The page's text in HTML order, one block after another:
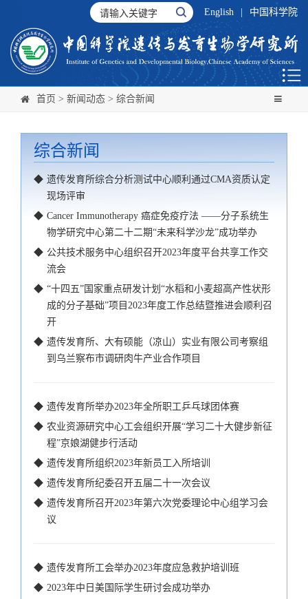
English 中国科学院
首页 > 新闻动态 > 综合新闻
综合新闻
◆ 遗传发育所综合分析测试中心顺利通过CMA资质认定
现场评审
◆ Cancer Immunotherapy 癌症免疫疗法 ——分子系统生
物学研究中心第二十二期“未来科学沙龙”成功举办
◆ 公共技术服务中心组织召开2023年度平台共享工作交
流会
◆ “十四五”国家重点研发计划“水稻和小麦超高产性状形
成的分子基础”项目2023年度工作总结暨推进会顺利召
开
◆ 遗传发育所、大有硕能（凉山）实业有限公司考察组
到乌兰察布市调研肉牛产业合作项目
◆ 遗传发育所举办2023年全所职工乒乓球团体赛
◆ 农业资源研究中心工会组织开展“学习二十大健步新征
程”京娘湖健步行活动
◆ 遗传发育所组织2023年新员工入所培训
◆ 遗传发育所纪委召开五届二十一次会议
◆ 遗传发育所召开2023年第六次党委理论中心组学习会
议
◆ 遗传发育所工会举办2023年度应急救护培训班
◆ 2023年中日美国际学生研讨会成功举办